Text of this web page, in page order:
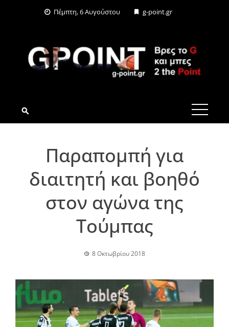
Πέμπτη, 6 Αυγούστου g-point.gr
G-POINT.GR
Παραπομπή για
διαιτητή και βοηθό
στoν αγώνα της
Τούμπας
8 Οκτωβρίου 2018